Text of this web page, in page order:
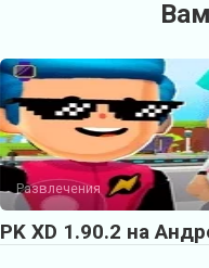
Развлечения
PK XD 1.90.2 на